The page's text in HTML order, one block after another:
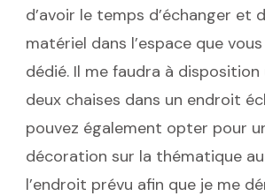
d’avoir le temps d’échanger et
matériel dans l’espace que vous
dédié. Il me faudra à
deux chaises dans un endroit
pouvez également opter pour
décoration sur la thématique
l’endroit prévu afin que je me